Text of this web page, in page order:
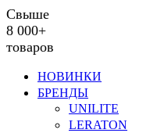
Свыше
8 000+
товаров
НОВИНКИ
БРЕНДЫ
UNILITE
LERATON